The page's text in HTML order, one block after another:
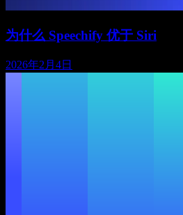
为什么 Speechify 优于 Siri
2026年2月4日